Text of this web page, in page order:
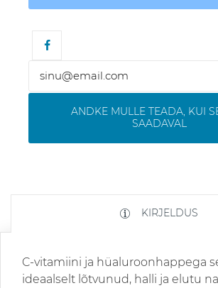
ANDKE MULLE TEADA, KUI
SAADAVAL
KIRJELDUS
C-vitamiini ja hüaluroonhappega
ideaalselt lõtvunud, halli ja elutu